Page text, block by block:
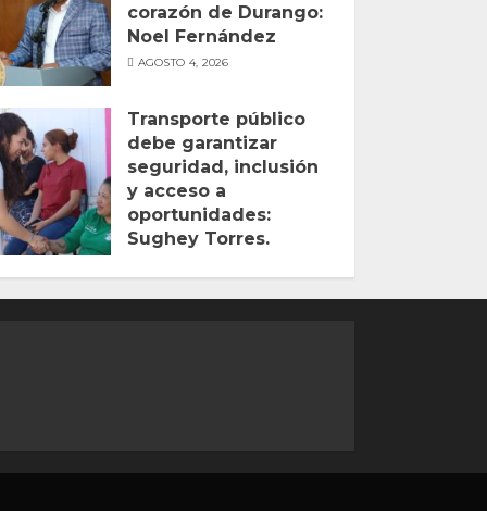
corazón de Durango:
Noel Fernández
AGOSTO 4, 2026
Transporte público
debe garantizar
seguridad, inclusión
y acceso a
oportunidades:
Sughey Torres.